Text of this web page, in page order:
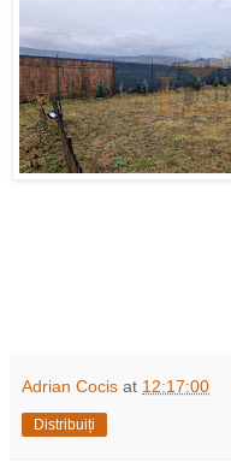
Adrian Cocis at 12:17:00
Distribuiți